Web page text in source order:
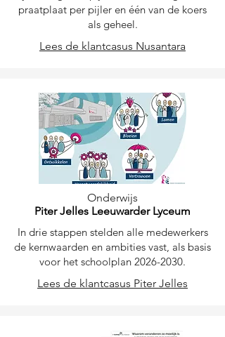
praatplaat per pijler en één van de koers
als geheel.
Lees de klantcasus Nusantara
Onderwijs
Piter Jelles Leeuwarder Lyceum
In drie stappen stelden alle medewerkers
de kernwaarden en ambities vast, als basis
voor het schoolplan 2026-2030.
Lees de klantcasus Piter Jelles